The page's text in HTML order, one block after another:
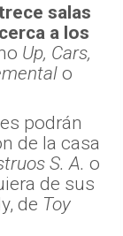
salas
a los
Up, Cars,
o
podrán
de la casa
S. A. o
de sus
de Toy